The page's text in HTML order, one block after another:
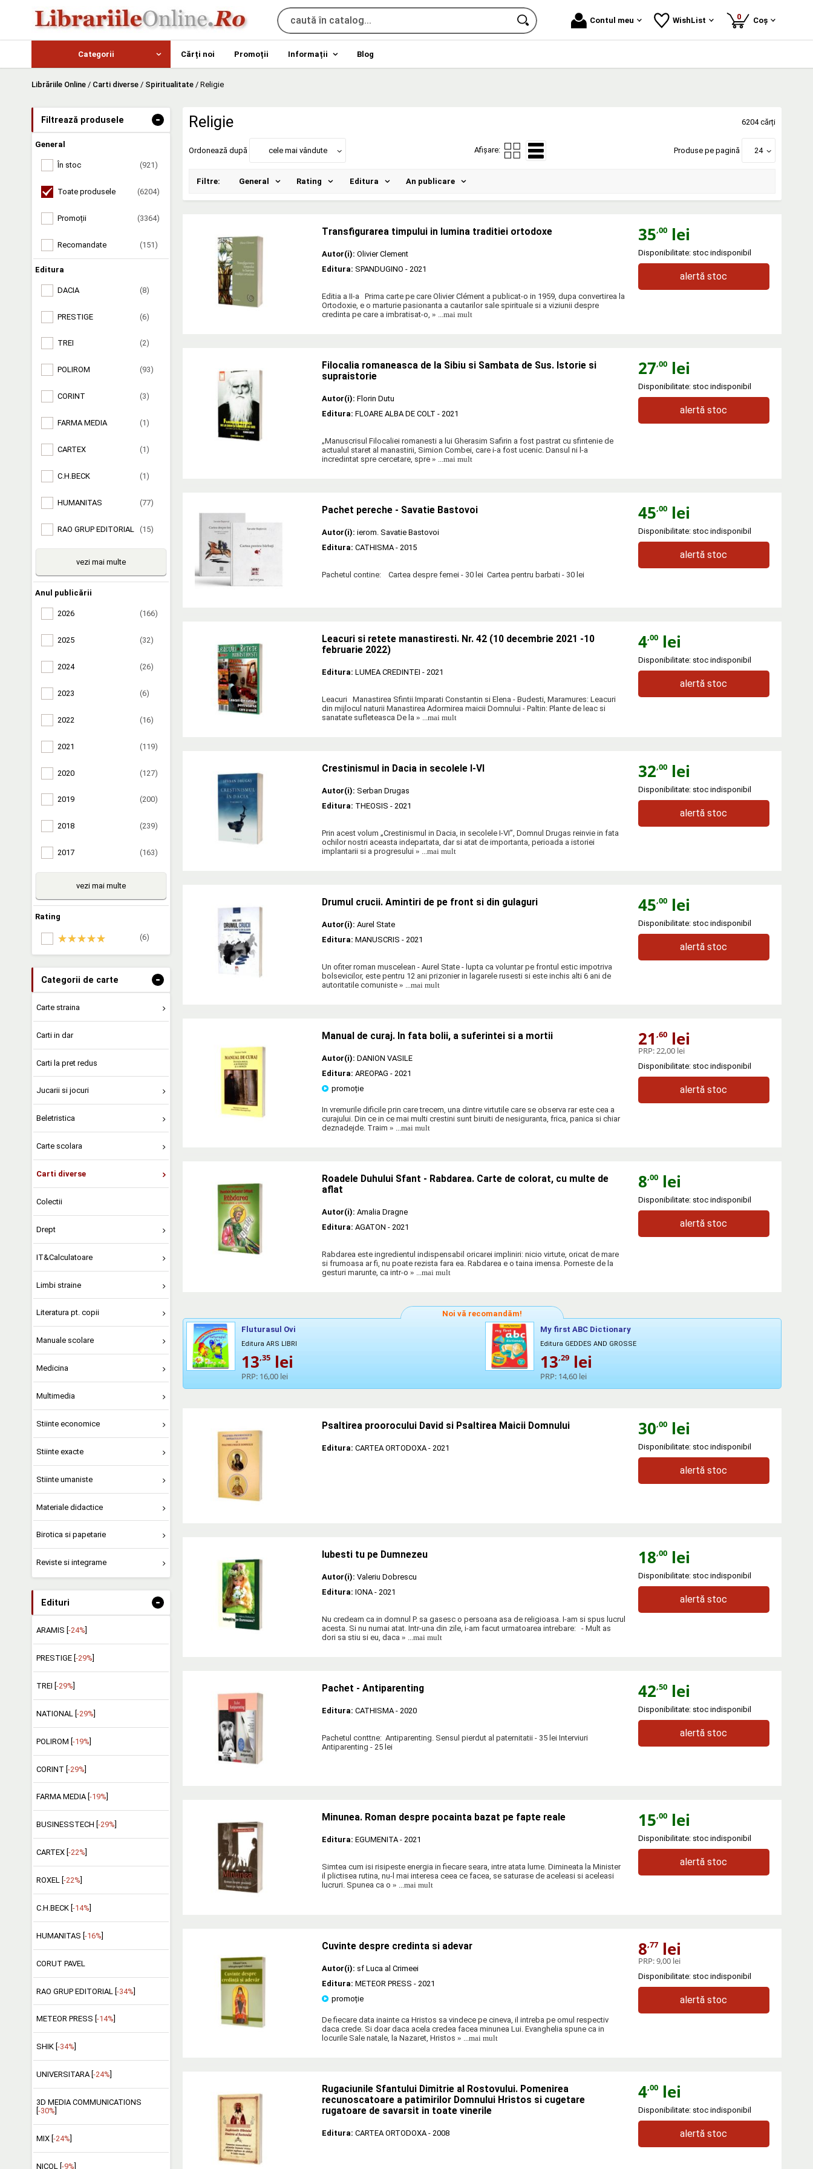
Contul meu WishList 0produse
Coș
Categorii Cărți noi Promoții Informații Blog
Librăriile Online / Carti diverse / Spiritualitate / Religie
Filtrează produsele -
General
În stoc (921)
Toate produsele (6204)
Promoții (3364)
Recomandate (151)
Editura
DACIA (8)
PRESTIGE (6)
TREI (2)
POLIROM (93)
CORINT (3)
FARMA MEDIA (1)
CARTEX (1)
C.H.BECK (1)
HUMANITAS (77)
RAO GRUP EDITORIAL (15)
vezi mai multe
Anul publicării
2026 (166)
2025 (32)
2024 (26)
2023 (6)
2022 (16)
2021 (119)
2020 (127)
2019 (200)
2018 (239)
2017 (163)
vezi mai multe
Rating
(6)
Categorii de carte -
Carte straina
Carti in dar
Carti la pret redus
Jucarii si jocuri
Beletristica
Carte scolara
Carti diverse
Colectii
Drept
IT&Calculatoare
Limbi straine
Literatura pt. copii
Manuale scolare
Medicina
Multimedia
Stiinte economice
Stiinte exacte
Stiinte umaniste
Materiale didactice
Birotica si papetarie
Reviste si integrame
Edituri -
ARAMIS [ -24%
PRESTIGE [ -29%
TREI [ -29%
NATIONAL [ -29%
POLIROM [-19%]
CORINT [-29%]
FARMA MEDIA [ -19%
BUSINESSTECH [ -29%
CARTEX [ -22%
ROXEL [ -22%
C.H.BECK [ -14%
HUMANITAS [ -16%
CORUT PAVEL
RAO GRUP EDITORIAL [-34%]
METEOR PRESS [ -14%
SHIK [ -34%
UNIVERSITARA [ -24%
3D MEDIA COMMUNICATIONS
-30%
MIX [ -24%
NICOL [ -9%
Religie 6204 cărți
Ordonează după cele mai vândute Afișare: Produse pe pagină 24
Filtre: General Rating Editura An publicare
Transfigurarea timpului in lumina traditiei ortodoxe
Autor(i): Olivier Clement
Editura: SPANDUGINO - 2021
Editia a II-a Prima carte pe care Olivier Clément a publicat-o in 1959, dupa convertirea la
Ortodoxie, e o marturie pasionanta a cautarilor sale spirituale si a viziunii despre
credinta pe care a imbratisat-o, » ...mai mult
35,00lei
Disponibilitate: stoc indisponibil
alertă stoc
Filocalia romaneasca de la Sibiu si Sambata de Sus. Istorie si
supraistorie
Autor(i): Florin Dutu
Editura: FLOARE ALBA DE COLT - 2021
„Manuscrisul Filocaliei romanesti a lui Gherasim Safirin a fost pastrat cu sfintenie de
actualul staret al manastirii, Simion Combei, care i-a fost ucenic. Dansul ni l-a
incredintat spre cercetare, spre » ...mai mult
27,00lei
Disponibilitate: stoc indisponibil
alertă stoc
Pachet pereche - Savatie Bastovoi
Autor(i): ierom. Savatie Bastovoi
Editura: CATHISMA - 2015
Pachetul contine: Cartea despre femei - 30 lei Cartea pentru barbati - 30 lei
45,00lei
Disponibilitate: stoc indisponibil
alertă stoc
Leacuri si retete manastiresti. Nr. 42 (10 decembrie 2021 -10
februarie 2022)
Editura: LUMEA CREDINTEI - 2021
Leacuri Manastirea Sfintii Imparati Constantin si Elena - Budesti, Maramures: Leacuri
din mijlocul naturii Manastirea Adormirea maicii Domnului - Paltin: Plante de leac si
sanatate sufleteasca De la » ...mai mult
4,00lei
Disponibilitate: stoc indisponibil
alertă stoc
Crestinismul in Dacia in secolele I-VI
Autor(i): Serban Drugas
Editura: THEOSIS - 2021
Prin acest volum „Crestinismul in Dacia, in secolele I-VI”, Domnul Drugas reinvie in fata
ochilor nostri aceasta indepartata, dar si atat de importanta, perioada a istoriei
implantarii si a progresului » ...mai mult
32,00lei
Disponibilitate: stoc indisponibil
alertă stoc
Drumul crucii. Amintiri de pe front si din gulaguri
Autor(i): Aurel State
Editura: MANUSCRIS - 2021
Un ofiter roman muscelean - Aurel State - lupta ca voluntar pe frontul estic impotriva
bolsevicilor, este pentru 12 ani prizonier in lagarele rusesti si este inchis alti 6 ani de
autoritatile comuniste » ...mai mult
45,00lei
Disponibilitate: stoc indisponibil
alertă stoc
Manual de curaj. In fata bolii, a suferintei si a mortii
Autor(i): DANION VASILE
Editura: AREOPAG - 2021
promoție
In vremurile dificile prin care trecem, una dintre virtutile care se observa rar este cea a
curajului. Din ce in ce mai multi crestini sunt biruiti de nesiguranta, frica, panica si chiar
deznadejde. Traim » ...mai mult
21 ,60lei
PRP: 22,00 lei
Disponibilitate: stoc indisponibil
alertă stoc
Roadele Duhului Sfant - Rabdarea. Carte de colorat, cu multe de
aflat
Autor(i): Amalia Dragne
Editura: AGATON - 2021
Rabdarea este ingredientul indispensabil oricarei impliniri: nicio virtute, oricat de mare
si frumoasa ar fi, nu poate rezista fara ea. Rabdarea e o taina imensa. Porneste de la
gesturi marunte, ca intr-o » ...mai mult
8,00lei
Disponibilitate: stoc indisponibil
alertă stoc
Noi vă recomandăm!
Fluturasul Ovi
Editura ARS LIBRI
13,35 lei
PRP: 16,00 lei
My first ABC Dictionary
Editura GEDDES AND GROSSE
13,29 lei
PRP: 14,60 lei
Psaltirea proorocului David si Psaltirea Maicii Domnului
Editura: CARTEA ORTODOXA - 2021
30,00lei
Disponibilitate: stoc indisponibil
alertă stoc
Iubesti tu pe Dumnezeu
Autor(i): Valeriu Dobrescu
Editura: IONA - 2021
Nu credeam ca in domnul P. sa gasesc o persoana asa de religioasa. I-am si spus lucrul
acesta. Si nu numai atat. Intr-una din zile, i-am facut urmatoarea intrebare: - Mult as
dori sa stiu si eu, daca » ...mai mult
18,00lei
Disponibilitate: stoc indisponibil
alertă stoc
Pachet - Antiparenting
Editura: CATHISMA - 2020
Pachetul conttne: Antiparenting. Sensul pierdut al paternitatii - 35 lei Interviuri
Antiparenting - 25 lei
42,50lei
Disponibilitate: stoc indisponibil
alertă stoc
Minunea. Roman despre pocainta bazat pe fapte reale
Editura: EGUMENITA - 2021
Simtea cum isi risipeste energia in fiecare seara, intre atata lume. Dimineata la Minister
il plictisea rutina, nu-l mai interesa ceea ce facea, se saturase de aceleasi si aceleasi
lucruri. Spunea ca o » ...mai mult
15,00lei
Disponibilitate: stoc indisponibil
alertă stoc
Cuvinte despre credinta si adevar
Autor(i): sf Luca al Crimeei
Editura: METEOR PRESS - 2021
promoție
De fiecare data inainte ca Hristos sa vindece pe cineva, il intreba pe omul respectiv
daca crede. Si doar daca acela credea facea minunea Lui. Evanghelia spune ca in
locurile Sale natale, la Nazaret, Hristos » ...mai mult
8,77lei
PRP:9,00 lei
Disponibilitate: stoc indisponibil
alertă stoc
Rugaciunile Sfantului Dimitrie al Rostovului. Pomenirea
recunoscatoare a patimirilor Domnului Hristos si cugetare
rugatoare de savarsit in toate vinerile
Editura: CARTEA ORTODOXA - 2008
4,00lei
Disponibilitate: stoc indisponibil
alertă stoc